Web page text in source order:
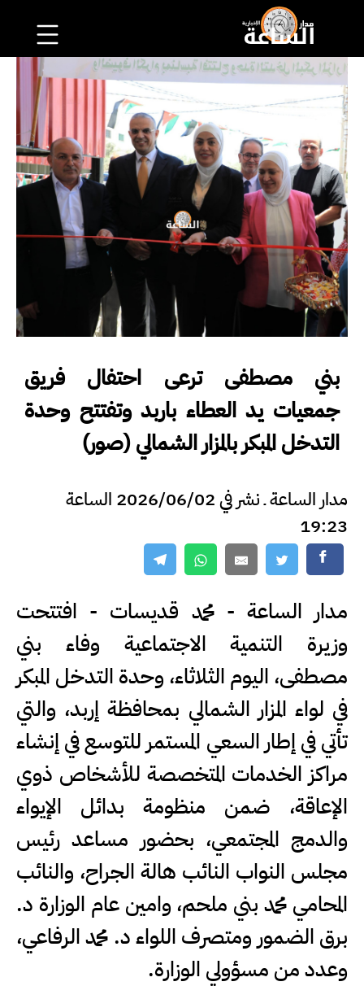
بني مصطفى ترعى احتفال فريق
جمعيات يد العطاء باربد وتفتتح وحدة
التدخل المبكر بالمزار الشمالي (صور)
مدار الساعة ـ نشر في 2026/06/02 الساعة
19:23
مدار الساعة - محمد قديسات - افتتحت
وزيرة التنمية الاجتماعية وفاء بني
مصطفى، اليوم الثلاثاء، وحدة التدخل المبكر
في لواء المزار الشمالي بمحافظة إربد، والتي
تأتي في إطار السعي المستمر للتوسع في إنشاء
مراكز الخدمات المتخصصة للأشخاص ذوي
الإعاقة، ضمن منظومة بدائل الإيواء
والدمج المجتمعي، بحضور مساعد رئيس
مجلس النواب النائب هالة الجراح، والنائب
المحامي محمد بني ملحم، وامين عام الوزارة د.
برق الضمور ومتصرف اللواء د. محمد الرفاعي،
وعدد من مسؤولي الوزارة.